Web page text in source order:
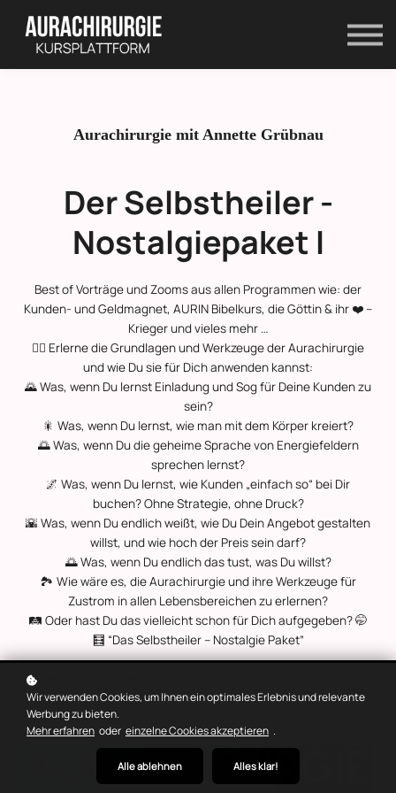
Aurachirurgie mit Annette Grübnau
Der Selbstheiler -
Nostalgiepaket I
Best of Vorträge und Zooms aus allen Programmen wie: der
Kunden- und Geldmagnet, AURIN Bibelkurs, die Göttin & ihr ❤️ –
Krieger und vieles mehr …
😶‍🌫 Erlerne die Grundlagen und Werkzeuge der Aurachirurgie
und wie Du sie für Dich anwenden kannst:
🌄 Was, wenn Du lernst Einladung und Sog für Deine Kunden zu
sein?
🎇 Was, wenn Du lernst, wie man mit dem Körper kreiert?
🌅 Was, wenn Du die geheime Sprache von Energiefeldern
sprechen lernst?
🌌 Was, wenn Du lernst, wie Kunden „einfach so“ bei Dir
buchen? Ohne Strategie, ohne Druck?
🌇 Was, wenn Du endlich weißt, wie Du Dein Angebot gestalten
willst, und wie hoch der Preis sein darf?
🌅 Was, wenn Du endlich das tust, was Du willst?
🏞️ Wie wäre es, die Aurachirurgie und ihre Werkzeuge für
Zustrom in allen Lebensbereichen zu erlernen?
🛤️ Oder hast Du das vielleicht schon für Dich aufgegeben? 🤭
🧮 “Das Selbstheiler – Nostalgie Paket”
Über 150 Stunden Videomaterial mit Annette Grübnau
Wir verwenden Cookies, um Ihnen ein optimales Erlebnis und relevante
Werbung zu bieten.
Mehr erfahren oder einzelne Cookies akzeptieren .
Alle ablehnen Alles klar!